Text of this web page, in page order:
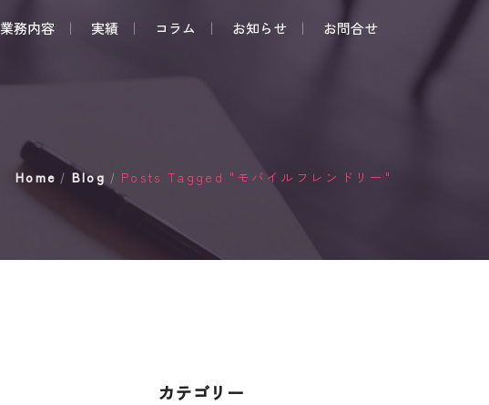
業務内容 実績 コラム お知らせ お問合せ
Home / Blog / Posts Tagged "モバイルフレンドリー"
カテゴリー